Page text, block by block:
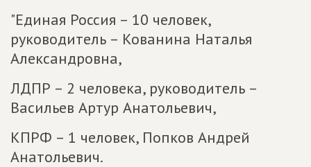
"Единая Россия – 10 человек,
руководитель – Кованина Наталья
Александровна,
ЛДПР – 2 человека, руководитель –
Васильев Артур Анатольевич,
КПРФ – 1 человек, Попков Андрей
Анатольевич.